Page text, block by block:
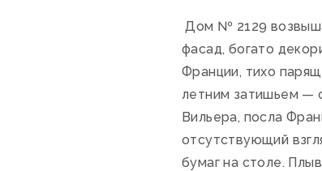
Дом № 2129
фасад, богато
Франции, тихо
летним затишьем —
Вильера, посла
отсутствующий
бумаг на столе.